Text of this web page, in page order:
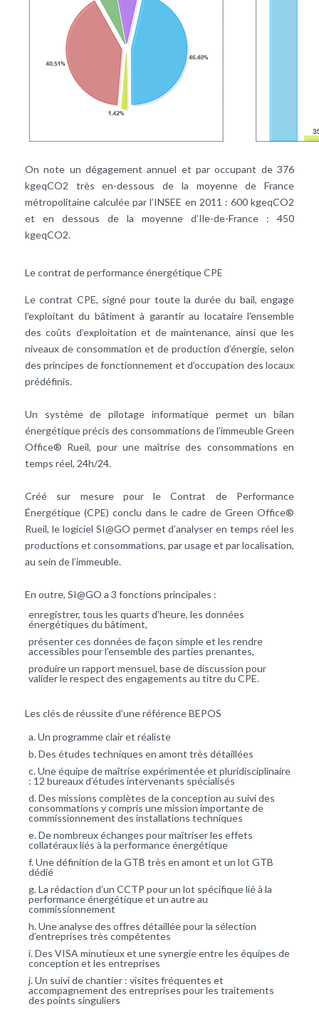
On note un dégagement annuel et par occupant de 376
kgeqCO2 très en-dessous de la moyenne de France
métropolitaine calculée par l’INSEE en 2011 : 600 kgeqCO2
et en dessous de la moyenne d’Ile-de-France : 450
kgeqCO2.
Le contrat de performance énergétique CPE
Le contrat CPE, signé pour toute la durée du bail, engage
l’exploitant du bâtiment à garantir au locataire l’ensemble
des coûts d’exploitation et de maintenance, ainsi que les
niveaux de consommation et de production d’énergie, selon
des principes de fonctionnement et d’occupation des locaux
prédéfinis.
Un système de pilotage informatique permet un bilan
énergétique précis des consommations de l’immeuble Green
Office® Rueil, pour une maîtrise des consommations en
temps réel, 24h/24.
Créé sur mesure pour leContrat de Performance
Énergétique (CPE) conclu dans le cadre de Green Office®
Rueil, le logiciel SI@GO permet d’analyser en temps réel les
productions et consommations, par usage et par localisation,
au sein de l’immeuble.
En outre, SI@GO a 3 fonctions principales :
enregistrer, tous les quarts d’heure, les données
énergétiques du bâtiment,
présenter ces données de façon simple et les rendre
accessibles pour l’ensemble des parties prenantes,
produire un rapport mensuel, base de discussion pour
valider le respect des engagements au titre du CPE.
Les clés de réussite d’une référence BEPOS
Un programme clair et réaliste
Des études techniques en amont très détaillées
Une équipe de maîtrise expérimentée et pluridisciplinaire
: 12 bureaux d’études intervenants spécialisés
Des missions complètes de la conception au suivi des
consommations y compris une mission importante de
commissionnement des installations techniques
De nombreux échanges pour maîtriser les effets
collatéraux liés à la performance énergétique
Une définition de la GTB très en amont et un lot GTB
dédié
La rédaction d’un CCTP pour un lot spécifique lié à la
performance énergétique et un autre au
commissionnement
Une analyse des offres détaillée pour la sélection
d’entreprises très compétentes
Des VISA minutieux et une synergie entre les équipes de
conception et les entreprises
Un suivi de chantier : visites fréquentes et
accompagnement des entreprises pour les traitements
des points singuliers